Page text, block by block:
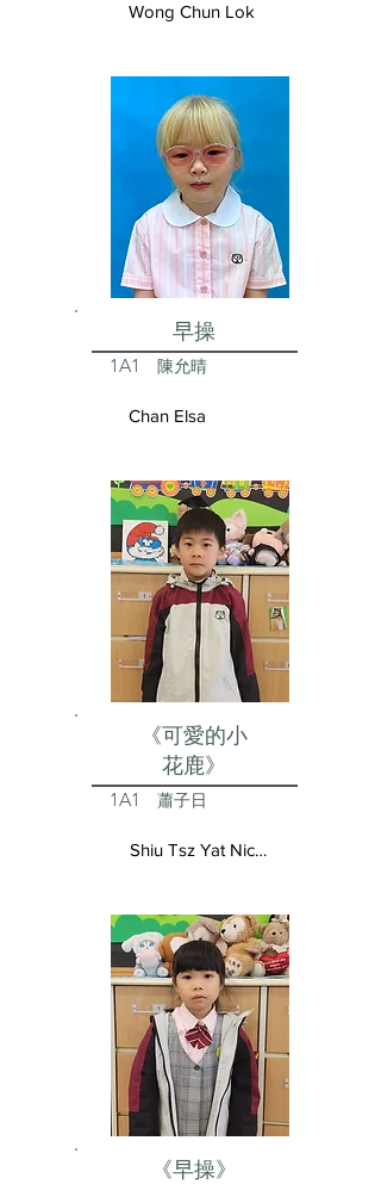
Wong Chun Lok
早操
1A1 陳允晴
Chan Elsa
《可愛的小
花鹿》
1A1 蕭子日
Shiu Tsz Yat Nicolas
《早操》